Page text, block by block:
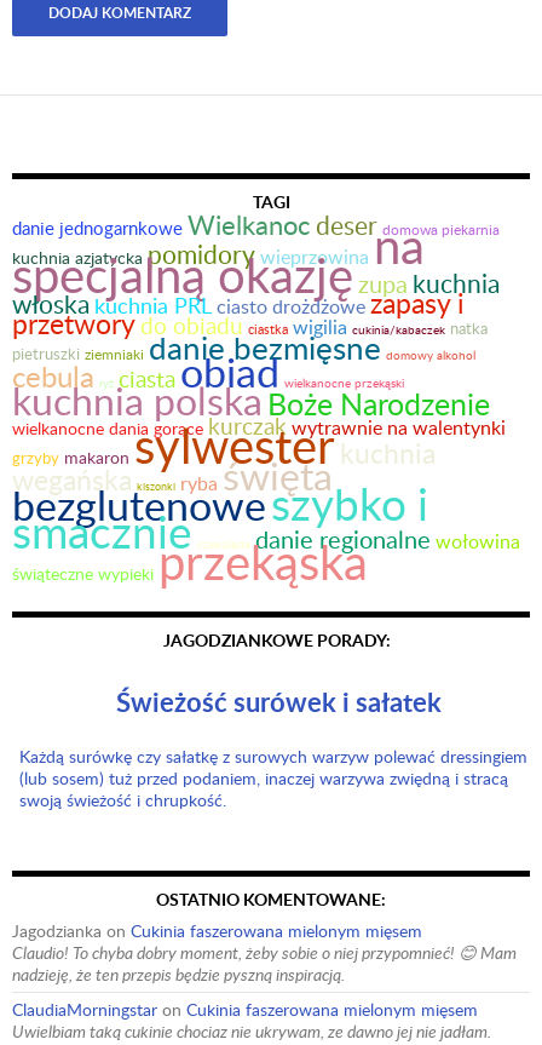
TAGI
danie jednogarnkowe Wielkanoc deser domowa piekarnia
kuchnia azjatycka pomidorywieprzowina na
specjalną okazjęzupa kuchnia
włoska kuchnia PRLciasto drożdżowezapasy i
przetworydo obiadu ciastka wigilia cukinia/kabaczek natka
pietruszki ziemniaki danie bezmięsne domowy alkohol
cebula ryż ciastaobiad wielkanocne przekąski
kuchnia polskaBoże Narodzenie
wielkanocne dania gorące kurczakwytrawnie na walentynki
grzyby makaron sylwesterkuchnia
wegańska kiszonki ryba święta
bezglutenoweszybko i
smacznie czekolada danie regionalne wołowina
świąteczne wypieki przekąska
JAGODZIANKOWE PORADY:
Świeżość surówek i sałatek
Każdą surówkę czy sałatkę z surowych warzyw polewać dressingiem
(lub sosem) tuż przed podaniem, inaczej warzywa zwiędną i stracą
swoją świeżość i chrupkość.
OSTATNIO KOMENTOWANE:
Jagodzianka on Cukinia faszerowana mielonym mięsem
Claudio! To chyba dobry moment, żeby sobie o niej przypomnieć! 😊 Mam
nadzieję, że ten przepis będzie pyszną inspiracją.
ClaudiaMorningstar on Cukinia faszerowana mielonym mięsem
Uwielbiam taką cukinie chociaz nie ukrywam, ze dawno jej nie jadłam.